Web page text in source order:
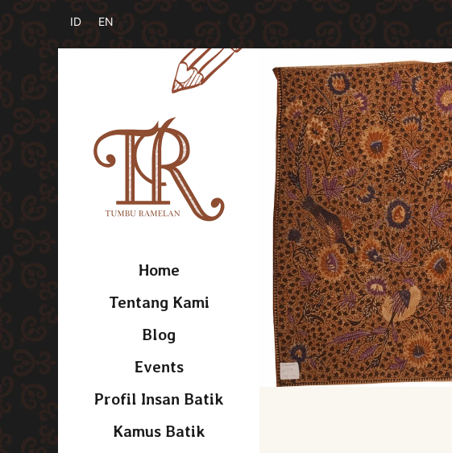
Home
Tentang Kami
Blog
Events
Profil Insan Batik
Kamus Batik